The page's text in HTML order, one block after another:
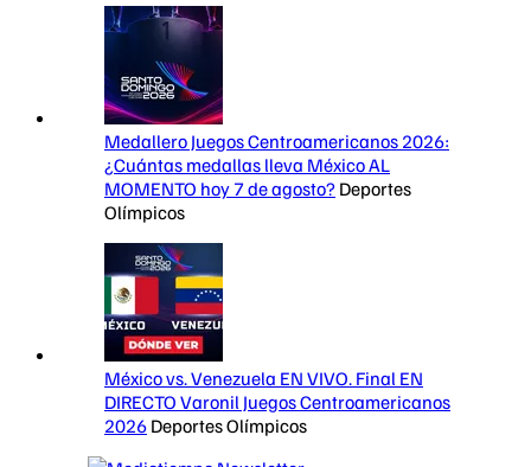
Medallero Juegos Centroamericanos 2026:
¿Cuántas medallas lleva México AL
MOMENTO hoy 7 de agosto? Deportes
Olímpicos
México vs. Venezuela EN VIVO. Final EN
DIRECTO Varonil Juegos Centroamericanos
2026 Deportes Olímpicos